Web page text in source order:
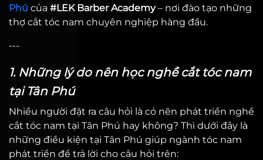
Phú của #LEK Barber Academy– nơi đào tạo những
thợ cắt tóc nam chuyên nghiệp hàng đầu.
---
1. Những lý do nên học nghề cắt tóc nam
tại Tân Phú
Nhiều người đặt ra câu hỏi là có nên phát triển nghề
cắt tóc nam tại Tân Phú hay không? Thì dưới đây là
những điều kiện tại Tân Phú giúp ngành tóc nam
phát triển để trả lời cho câu hỏi trên: